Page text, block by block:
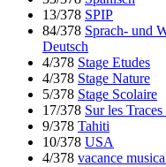
13/378 SPIP
84/378 Sprach- und
Deutsch
4/378 Stage Etudes
4/378 Stage Nature
5/378 Stage Scolaire
17/378 Sur les
9/378 Tahiti
10/378 USA
4/378 vacance